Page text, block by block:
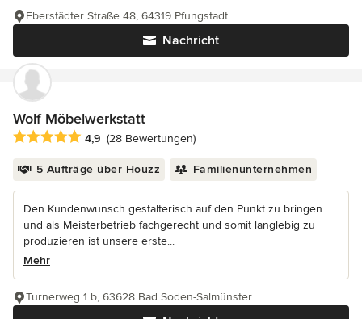
Nachricht
Eberstädter Straße 48, 64319 Pfungstadt
Wolf Möbelwerkstatt
Durchschnittliche Bewertung: 4.9 von 5 Sternen
4,9 (28 Bewertungen)
5 Aufträge über Houzz Familienunternehmen
Den Kundenwunsch gestalterisch auf den Punkt zu bringen
und als Meisterbetrieb fachgerecht und somit langlebig zu
produzieren ist unsere erste...
Mehr
Turnerweg 1 b, 63628 Bad Soden-Salmünster